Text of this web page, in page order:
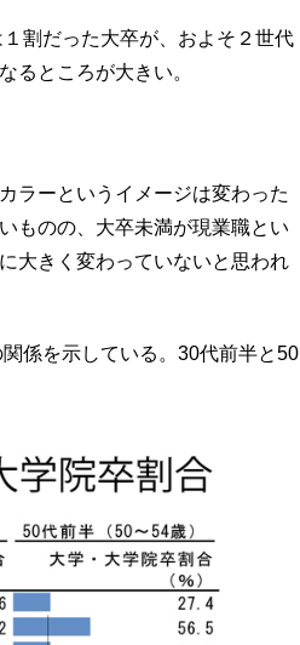
割だった大卒が、およそ２世代
るところが大きい。
ラーというイメージは変わった
ものの、大卒未満が現業職とい
大きく変わっていないと思われ
係を示している。30代前半と50